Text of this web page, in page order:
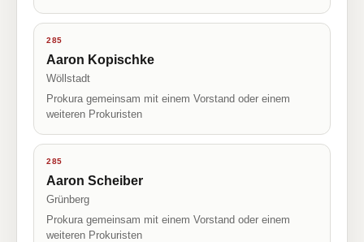
285
Aaron Kopischke
Wöllstadt
Prokura gemeinsam mit einem Vorstand oder einem
weiteren Prokuristen
285
Aaron Scheiber
Grünberg
Prokura gemeinsam mit einem Vorstand oder einem
weiteren Prokuristen